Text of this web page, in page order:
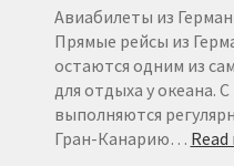
Авиабилеты из
Прямые рейсы из
остаются одним из
для отдыха у океана.
выполняются
Гран-Канарию…